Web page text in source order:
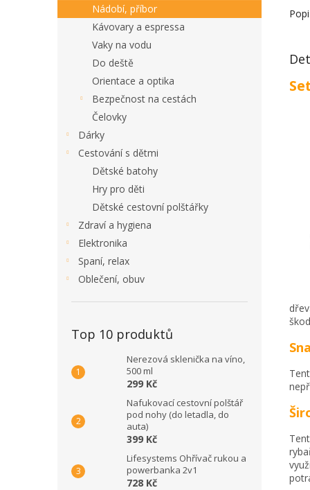
Nádobí, příbor
Kávovary a espressa
Vaky na vodu
Do deště
Orientace a optika
Bezpečnost na cestách
Čelovky
Dárky
Cestování s dětmi
Dětské batohy
Hry pro děti
Dětské cestovní polštářky
Zdraví a hygiena
Elektronika
Spaní, relax
Oblečení, obuv
Top 10 produktů
Nerezová sklenička na víno,
500 ml
299 Kč
Nafukovací cestovní polštář
pod nohy (do letadla, do
auta)
399 Kč
Lifesystems Ohřívač rukou a
powerbanka 2v1
728 Kč